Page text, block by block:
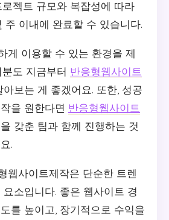
젝트 규모와 복잡성에 따라
주 이내에 완료할 수 있습니다.
게 이용할 수 있는 환경을 제
도 지금부터 반응형웹사이트
보는 게 좋겠어요. 또한, 성공
을 원한다면 반응형웹사이트
갖춘 팀과 함께 진행하는 것
.
웹사이트제작은 단순한 트렌
소입니다. 좋은 웹사이트 경
를 높이고, 장기적으로 수익을